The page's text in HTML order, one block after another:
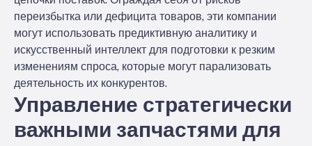
переизбытка или дефицита товаров, эти компании
могут использовать предиктивную аналитику и
искусственный интеллект для подготовки к резким
изменениям спроса, которые могут парализовать
деятельность их конкурентов.
Управление стратегически
важными запчастями для